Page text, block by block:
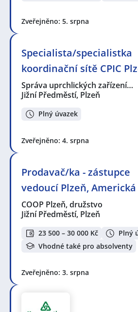
Zveřejněno: 5. srpna
Specialista/specialistka
koordinační sítě CPIC
Správa uprchlických zařízení…
Jižní Předměstí, Plzeň
Plný úvazek
Zveřejněno: 4. srpna
Prodavač/ka - zástupce
vedoucí Plzeň, Americká
COOP Plzeň, družstvo
Jižní Předměstí, Plzeň
23 500 – 30 000 Kč
Plný
Vhodné také pro absolventy
Zveřejněno: 3. srpna